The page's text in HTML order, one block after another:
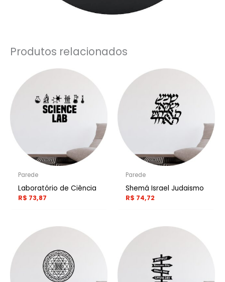
Produtos relacionados
Parede
Laboratório de Ciência
R$ 73,87
Parede
Shemá Israel Judaismo
R$ 74,72